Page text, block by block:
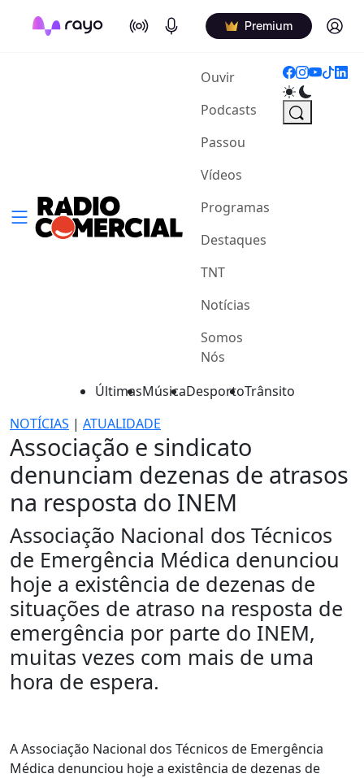
On Air Podcasts Premium Log in
Ouvir(current)
Podcasts
Passou
Vídeos
Programas
Destaques
TNT
Notícias
Somos
Nós
ÚltimasMúsicaDesportoTrânsito
NOTÍCIAS | ATUALIDADE
Associação e sindicato
denunciam dezenas de atrasos
na resposta do INEM
Associação Nacional dos Técnicos
de Emergência Médica denunciou
hoje a existência de dezenas de
situações de atraso na resposta de
emergência por parte do INEM,
muitas vezes com mais de uma
hora de espera.
A Associação Nacional dos Técnicos de Emergência
Médica denunciou hoje a existência de dezenas de